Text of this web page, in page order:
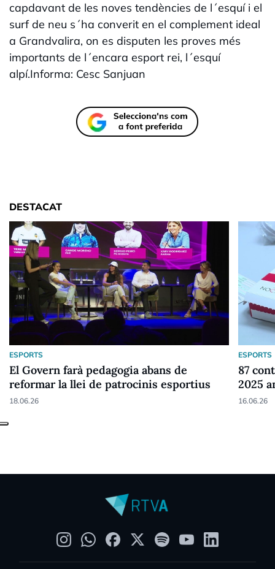
capdavant de les noves tendències de l´esquí i el
surf de neu s´ha converit en el complement ideal
a Grandvalira, on es disputen les proves més
importants de l´encara esport rei, l´esquí
alpí.Informa: Cesc Sanjuan
DESTACAT
ESPORTS
El Govern farà pedagogia abans de
reformar la llei de patrocinis esportius
18.06.26
ESPORTS
87
2025
16.06.26